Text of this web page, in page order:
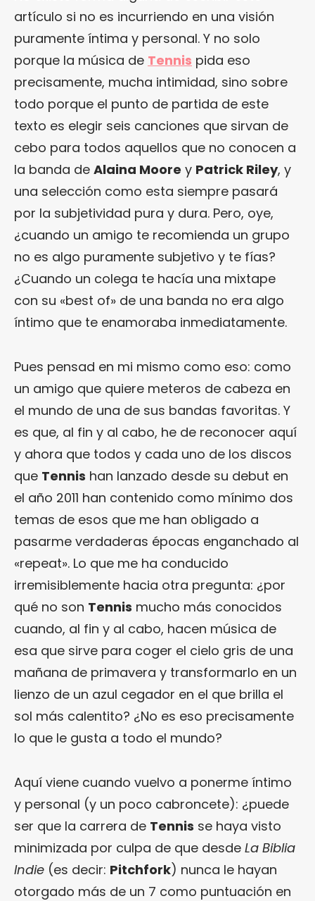
artículo si no es incurriendo en una visión
puramente íntima y personal. Y no solo
porque la música de Tennis pida eso
precisamente, mucha intimidad, sino sobre
todo porque el punto de partida de este
texto es elegir seis canciones que sirvan de
cebo para todos aquellos que no conocen a
la banda de Alaina Moore y Patrick Riley, y
una selección como esta siempre pasará
por la subjetividad pura y dura. Pero, oye,
¿cuando un amigo te recomienda un grupo
no es algo puramente subjetivo y te fías?
¿Cuando un colega te hacía una mixtape
con su «best of» de una banda no era algo
íntimo que te enamoraba inmediatamente.
Pues pensad en mi mismo como eso: como
un amigo que quiere meteros de cabeza en
el mundo de una de sus bandas favoritas. Y
es que, al fin y al cabo, he de reconocer aquí
y ahora que todos y cada uno de los discos
que Tennis han lanzado desde su debut en
el año 2011 han contenido como mínimo dos
temas de esos que me han obligado a
pasarme verdaderas épocas enganchado al
«repeat». Lo que me ha conducido
irremisiblemente hacia otra pregunta: ¿por
qué no son Tennis mucho más conocidos
cuando, al fin y al cabo, hacen música de
esa que sirve para coger el cielo gris de una
mañana de primavera y transformarlo en un
lienzo de un azul cegador en el que brilla el
sol más calentito? ¿No es eso precisamente
lo que le gusta a todo el mundo?
Aquí viene cuando vuelvo a ponerme íntimo
y personal (y un poco cabroncete): ¿puede
ser que la carrera de Tennis se haya visto
minimizada por culpa de que desde La Biblia
Indie (es decir: Pitchfork) nunca le hayan
otorgado más de un 7 como puntuación en